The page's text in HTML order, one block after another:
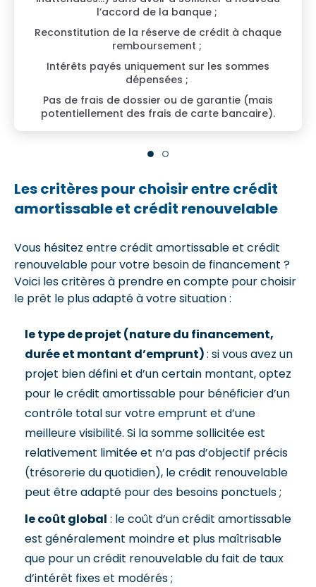
l’accord de la banque ;
Reconstitution de la réserve de crédit à chaque
remboursement ;
Intérêts payés uniquement sur les sommes
dépensées ;
Pas de frais de dossier ou de garantie (mais
potentiellement des frais de carte bancaire).
Les critères pour choisir entre crédit
amortissable et crédit renouvelable
Vous hésitez entre crédit amortissable et crédit
renouvelable pour votre besoin de financement ?
Voici les critères à prendre en compte pour choisir
le prêt le plus adapté à votre situation :
le type de projet (nature du financement,
durée et montant d’emprunt): si vous avez un
projet bien défini et d’un certain montant, optez
pour le crédit amortissable pour bénéficier d’un
contrôle total sur votre emprunt et d’une
meilleure visibilité. Si la somme sollicitée est
relativement limitée et n’a pas d’objectif précis
(trésorerie du quotidien), le crédit renouvelable
peut être adapté pour des besoins ponctuels ;
le coût global : le coût d’un crédit amortissable
est généralement moindre et plus maîtrisable
que pour un crédit renouvelable du fait de taux
d’intérêt fixes et modérés ;